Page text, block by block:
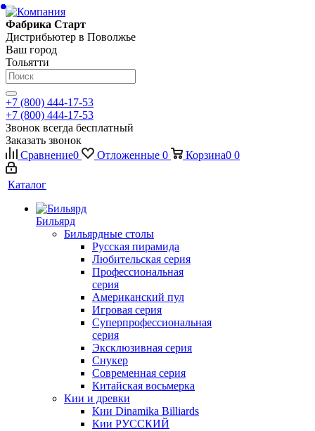
Фабрика Старт
Дистрибьютер в Поволжье
Ваш город
Тольятти
+7 (800) 444-17-53
+7 (800) 444-17-53
Звонок всегда бесплатный
Заказать звонок
Сравнение0 Отложенные 0 Корзина0 0
Каталог
Бильярд
Бильярдные столы
Русская пирамида
Любительская серия
Профессиональная
серия
Американский пул
Игровая серия
Суперпрофессиональная
серия
Эксклюзивная серия
Снукер
Современная серия
Китайская восьмерка
Кии и древки
Кии Dinamika Billiards
Кии РУССКИЙ